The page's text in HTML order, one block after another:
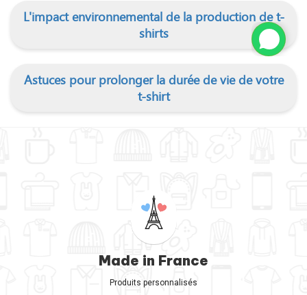
L'impact environnemental de la production de t-
shirts
Astuces pour prolonger la durée de vie de votre
t-shirt
Made in France
Produits personnalisés